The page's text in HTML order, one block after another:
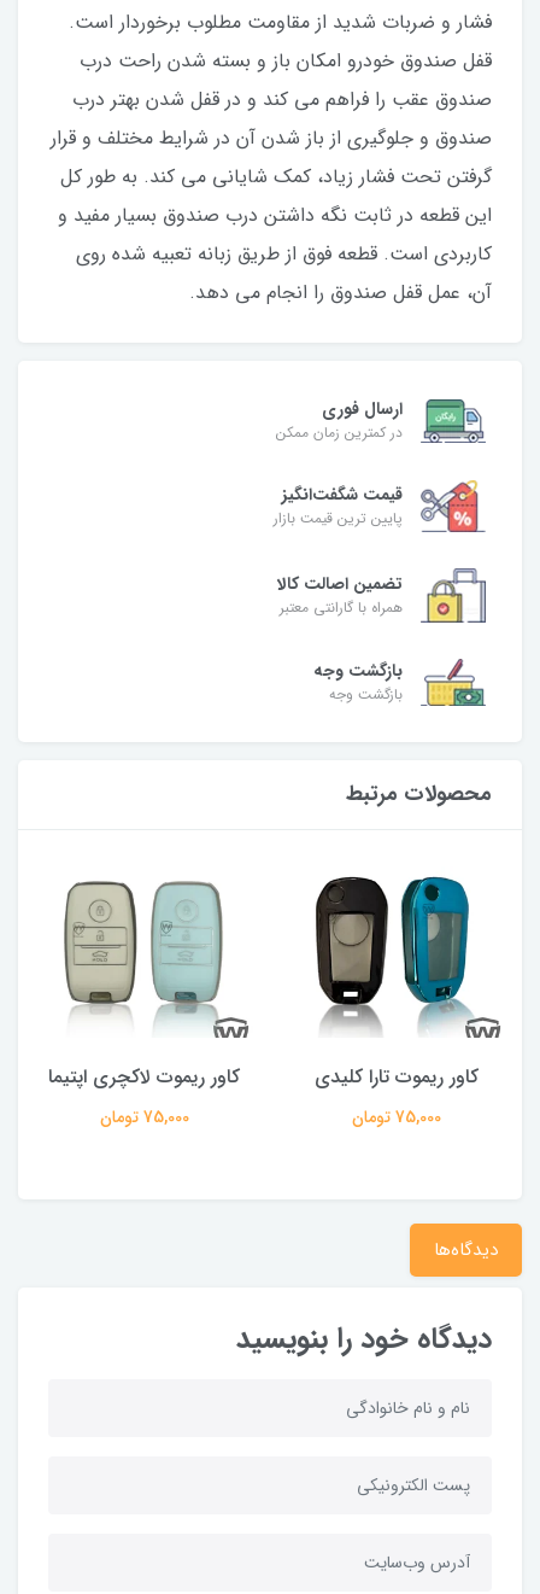
فشار و ضربات شدید از مقاومت مطلوب برخوردار است.
قفل صندوق خودرو امکان باز و بسته شدن راحت درب
صندوق عقب را فراهم می کند و در قفل شدن بهتر درب
صندوق و جلوگیری از باز شدن آن در شرایط مختلف و قرار
گرفتن تحت فشار زیاد، کمک شایانی می کند. به طور کل
این قطعه در ثابت نگه داشتن درب صندوق بسیار مفید و
کاربردی است. قطعه فوق از طریق زبانه تعبیه شده روی
آن، عمل قفل صندوق را انجام می دهد.
ارسال فوری
در کمترین زمان ممکن
قیمت شگفت‌انگیز
پایین ترین قیمت بازار
تضمین اصالت کالا
همراه با گارانتی معتبر
بازگشت وجه
بازگشت وجه
محصولات مرتبط
کاور ریموت تارا کلیدی
75,000 تومان
کاور ریموت لاکچری اپتیما
75,000 تومان
دیدگاه‌ها
دیدگاه خود را بنویسید